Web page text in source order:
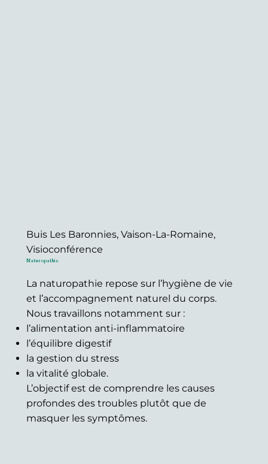
Buis Les Baronnies, Vaison-La-Romaine,
Visioconférence
Naturopathie
La naturopathie repose sur l’hygiène de vie
et l’accompagnement naturel du corps.
Nous travaillons notamment sur :
l’alimentation anti-inflammatoire
l’équilibre digestif
la gestion du stress
la vitalité globale.
L’objectif est de comprendre les causes
profondes des troubles plutôt que de
masquer les symptômes.